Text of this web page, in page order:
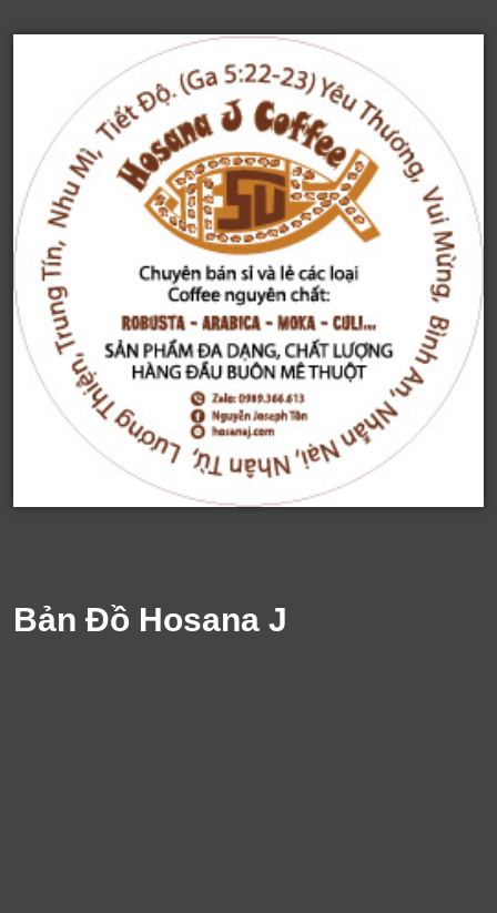
Bản Đồ Hosana J